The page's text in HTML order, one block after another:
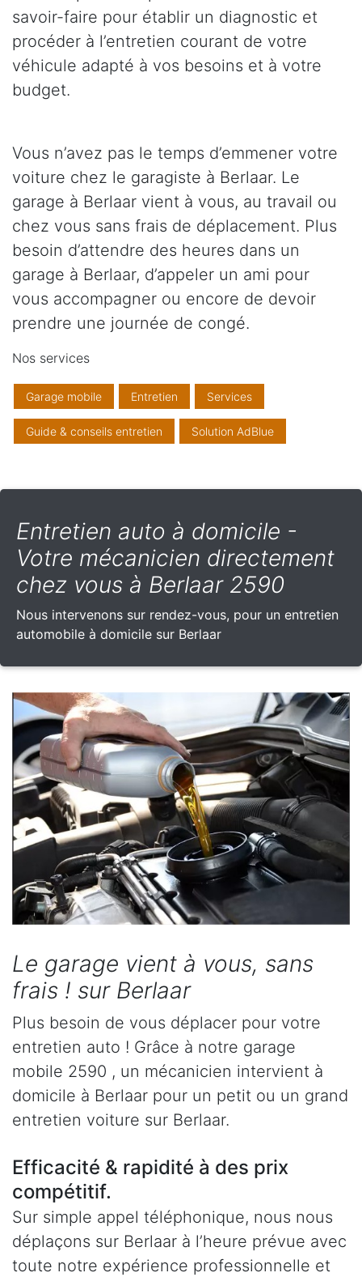
savoir-faire pour établir un diagnostic et
procéder à l’entretien courant de votre
véhicule adapté à vos besoins et à votre
budget.
Vous n’avez pas le temps d’emmener votre
voiture chez le garagiste à Berlaar. Le
garage à Berlaar vient à vous, au travail ou
chez vous sans frais de déplacement. Plus
besoin d’attendre des heures dans un
garage à Berlaar, d’appeler un ami pour
vous accompagner ou encore de devoir
prendre une journée de congé.
Nos services
Garage mobile Entretien Services
Guide & conseils entretien Solution AdBlue
Entretien auto à domicile -
Votre mécanicien directement
chez vous à Berlaar 2590
Nous intervenons sur rendez-vous, pour un entretien
automobile à domicile sur Berlaar
Le garage vient à vous, sans
frais ! sur Berlaar
Plus besoin de vous déplacer pour votre
entretien auto ! Grâce à notre garage
mobile 2590 , un mécanicien intervient à
domicile à Berlaar pour un petit ou un grand
entretien voiture sur Berlaar.
Efficacité & rapidité à des prix
compétitif.
Sur simple appel téléphonique, nous nous
déplaçons sur Berlaar à l’heure prévue avec
toute notre expérience professionnelle et